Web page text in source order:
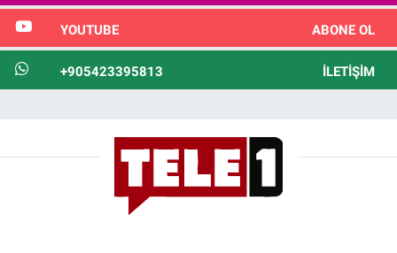
YOUTUBE ABONE OL
+905423395813 İLETIŞIM